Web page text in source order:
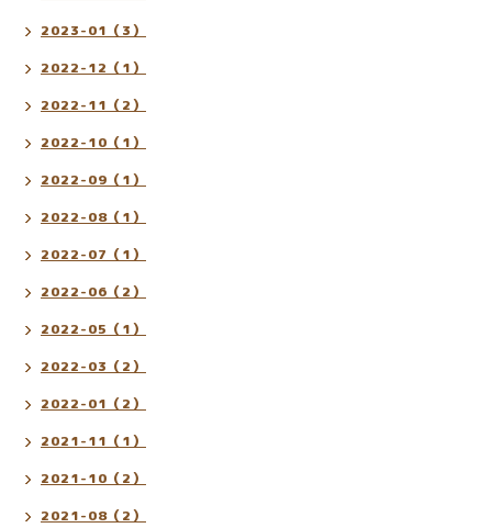
2023-01（3）
2022-12（1）
2022-11（2）
2022-10（1）
2022-09（1）
2022-08（1）
2022-07（1）
2022-06（2）
2022-05（1）
2022-03（2）
2022-01（2）
2021-11（1）
2021-10（2）
2021-08（2）